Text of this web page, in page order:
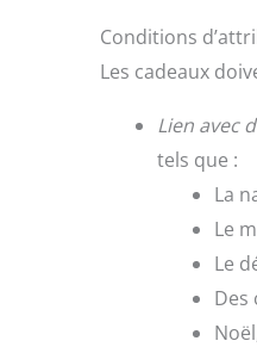
Conditions
Les cadeaux
Lien avec
tels que :
La
Le
Le
Des